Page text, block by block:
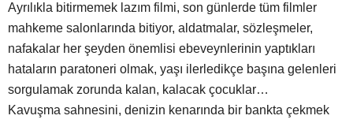
Ayrılıkla bitirmemek lazım filmi, son günlerde tüm filmler
mahkeme salonlarında bitiyor, aldatmalar, sözleşmeler,
nafakalar her şeyden önemlisi ebeveynlerinin yaptıkları
hataların paratoneri olmak, yaşı ilerledikçe başına gelenleri
sorgulamak zorunda kalan, kalacak çocuklar…
Kavuşma sahnesini, denizin kenarında bir bankta çekmek